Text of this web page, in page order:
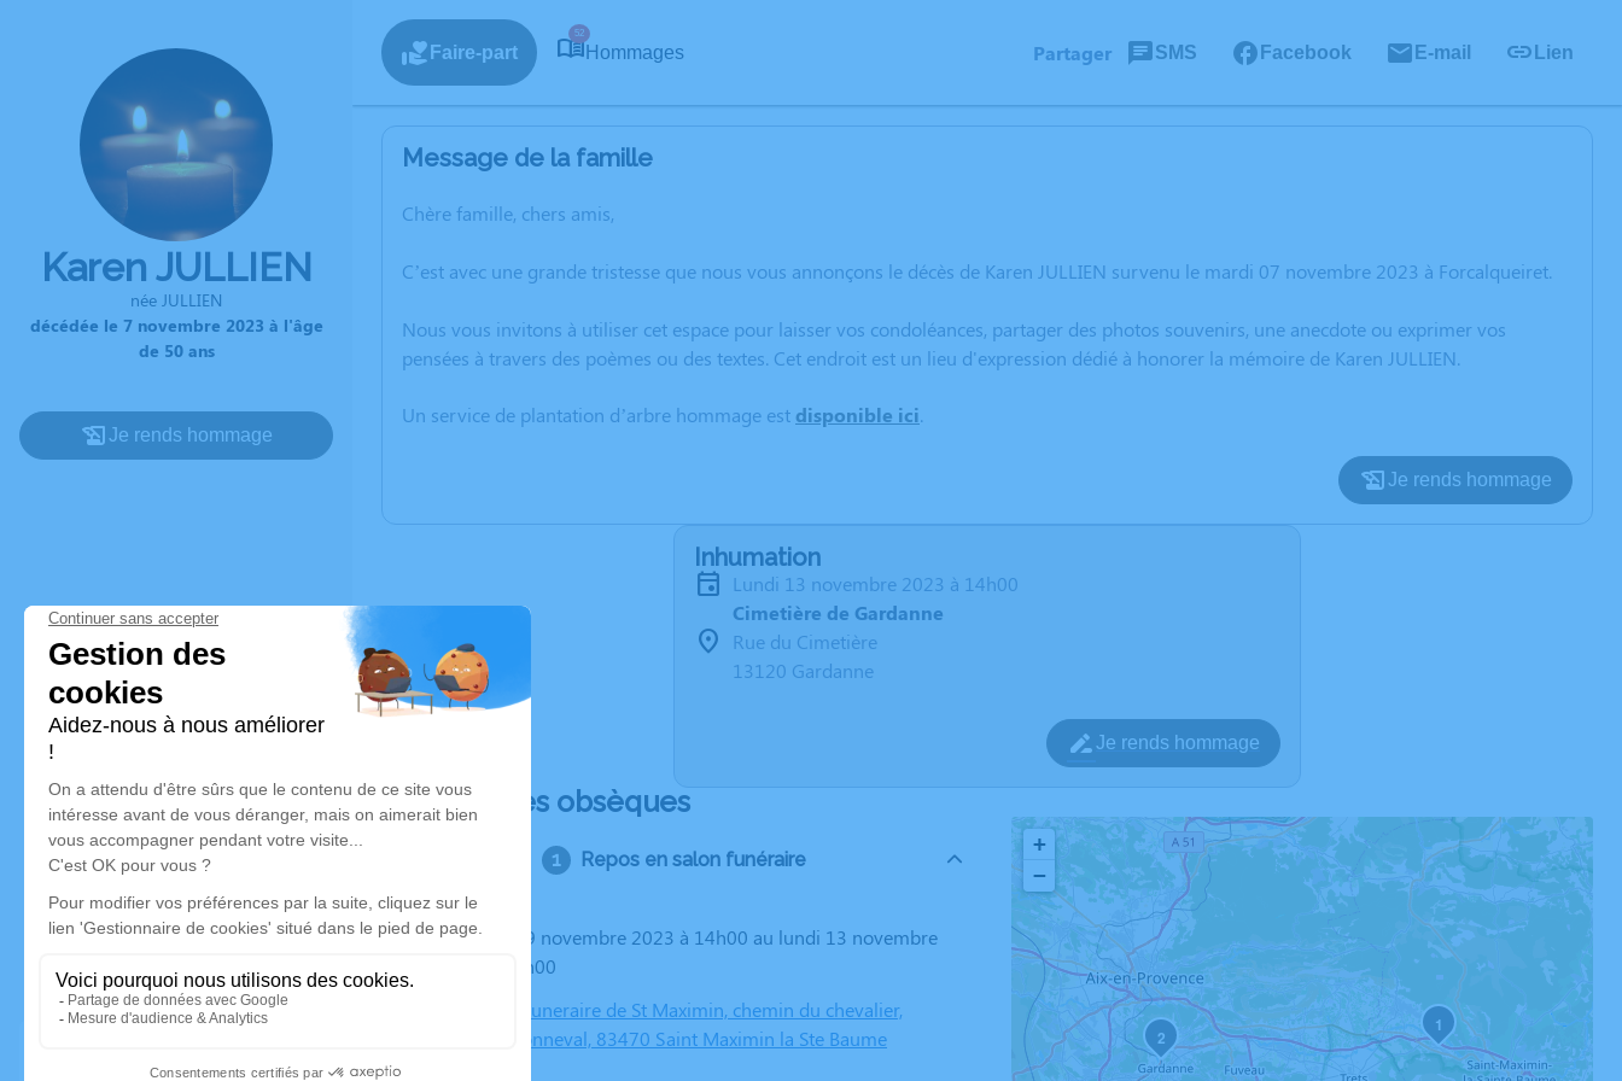
Karen JULLIEN
née JULLIEN
décédée le 7 novembre 2023 à l'âge
de 50 ans
Je rends hommage
Faire-part
52
Hommages Partager SMS Facebook E-mail Lien
Message de la famille
Chère famille, chers amis,
C’est avec une grande tristesse que nous vous annonçons le décès de Karen JULLIEN survenu le mardi 07 novembre 2023 à Forcalqueiret.
Nous vous invitons à utiliser cet espace pour laisser vos condoléances, partager des photos souvenirs, une anecdote ou exprimer vos
pensées à travers des poèmes ou des textes. Cet endroit est un lieu d'expression dédié à honorer la mémoire de Karen JULLIEN.
Un service de plantation d’arbre hommage est disponible ici.
Je rends hommage
Inhumation
lundi 13 novembre 2023 à 14h00
Cimetière de Gardanne
Rue du Cimetière
13120 Gardanne
Je rends hommage
Déroulé des obsèques
Repos en salon funéraire
Du jeudi 09 novembre 2023 à 14h00 au lundi 13 novembre
2023 à 13h00
Chambre Funeraire de St Maximin, chemin du chevalier,
quartier Bonneval, 83470 Saint Maximin la Ste Baume
1
2
+
−